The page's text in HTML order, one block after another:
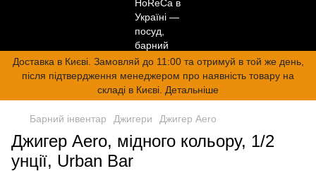
Доставка в Києві. Замовляй до 11:00 та отримуй в той же день,
після підтвердження менеджером про наявність товару на
складі в Києві. Детальніше
Барний інвентар Джигери Джигер Aero
Джигер Aero, мідного кольору, 1/2
унції, Urban Bar